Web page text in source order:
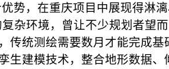
优势，在重庆项目中展现得淋
复杂环境，曾让不少规划者
传统测绘需要数月才能完成
生建模技术，整合地形数据